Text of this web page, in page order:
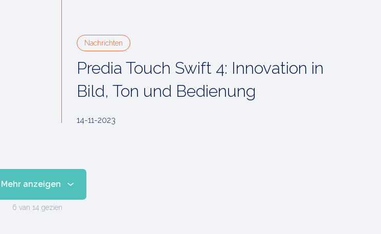
Nachrichten
Predia Touch Swift 4: Innovation in
Bild, Ton und Bedienung
14-11-2023
Mehr anzeigen
6 van 14 gezien